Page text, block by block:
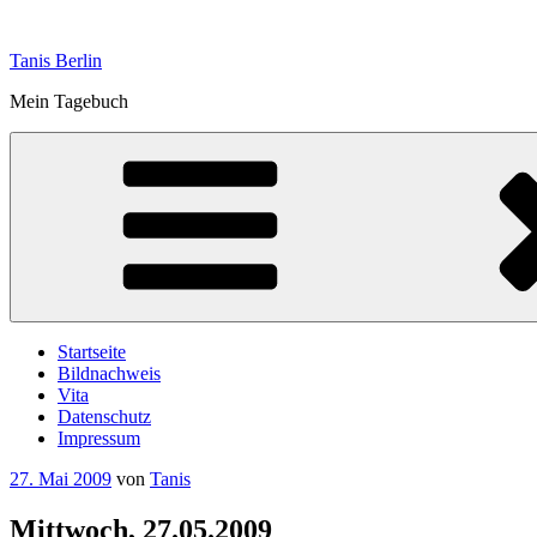
springen
Tanis Berlin
Mein Tagebuch
Startseite
Bildnachweis
Vita
Datenschutz
Impressum
Veröffentlicht
27. Mai 2009 von Tanis
Mittwoch, 27.05.2009